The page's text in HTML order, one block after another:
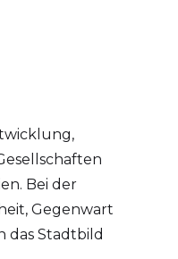
Bei der
Gegenwart
das Stadtbild